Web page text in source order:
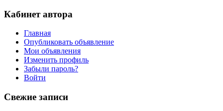
Кабинет автора
Главная
Опубликовать объявление
Мои объявления
Изменить профиль
Забыли пароль?
Войти
Свежие записи